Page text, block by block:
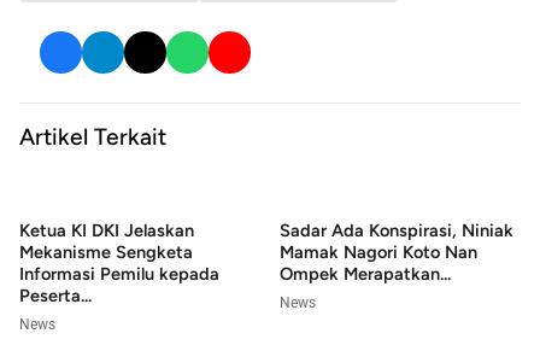
Artikel Terkait
Ketua KI DKI Jelaskan
Mekanisme Sengketa
Informasi Pemilu kepada
Peserta...
News
Sadar Ada Konspirasi, Niniak
Mamak Nagori Koto Nan
Ompek Merapatkan...
News